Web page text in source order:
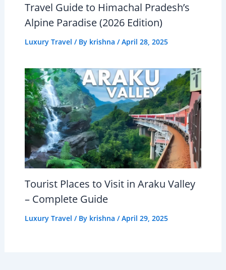
Travel Guide to Himachal Pradesh’s
Alpine Paradise (2026 Edition)
Luxury Travel / By krishna /April 28, 2025
Tourist Places to Visit in Araku Valley
– Complete Guide
Luxury Travel / By krishna /April 29, 2025